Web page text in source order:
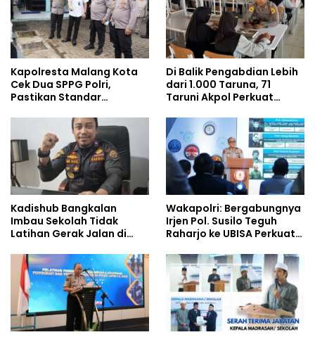
Kapolresta Malang Kota
Cek Dua SPPG Polri,
Pastikan Standar
Pengelolaan Limbah
Berjalan Optimal
Di Balik Pengabdian Lebih
dari 1.000 Taruna, 71
Taruni Akpol Perkuat
Siswa Sekolah Rakyat
Kadishub Bangkalan
Imbau Sekolah Tidak
Latihan Gerak Jalan di
Wakapolri: Bergabungnya
Irjen Pol. Susilo Teguh
Raharjo ke UBISA Perkuat
Studi Kepolisian